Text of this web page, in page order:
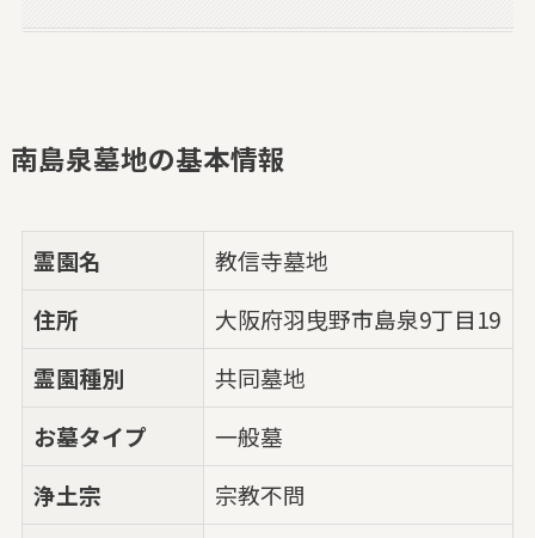
南島泉墓地の基本情報
霊園名
教信寺墓地
住所
大阪府羽曳野市島泉9丁目19
霊園種別
共同墓地
お墓タイプ
一般墓
浄土宗
宗教不問